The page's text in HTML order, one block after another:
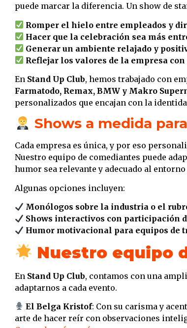
puede marcar la diferencia. Un show de
Romper el hielo entre empleados y
Hacer que la celebración sea más
Generar un ambiente relajado y
Reflejar los valores de la empresa
En Stand Up Club, hemos trabajado con
Farmatodo, Remax, BMW y Makro
personalizados que encajan con la
Shows a medida
Cada empresa es única, y por eso
Nuestro equipo de comediantes puede
humor sea relevante y adecuado al
Algunas opciones incluyen:
Monólogos sobre la industria o el
Shows interactivos con participación
Humor motivacional para equipos de
Nuestro equipo
En Stand Up Club, contamos con una
adaptarnos a cada evento.
El Belga Kristof: Con su carisma y
arte de hacer reír con observaciones